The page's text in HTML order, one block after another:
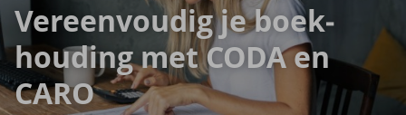
Ver­een­vou­dig je boek­
hou­ding met CODA en
CARO